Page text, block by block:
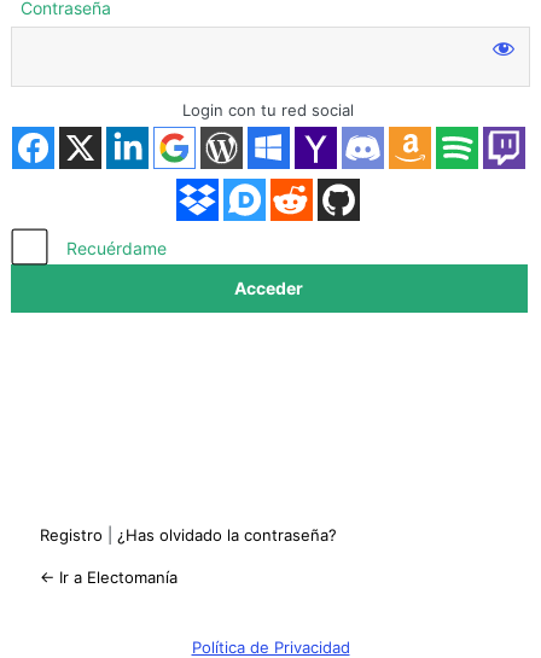
Acceder
Contraseña
Login con tu red social
Recuérdame
Registro ¿Has olvidado la contraseña?
← Ir a Electomanía
Política de Privacidad